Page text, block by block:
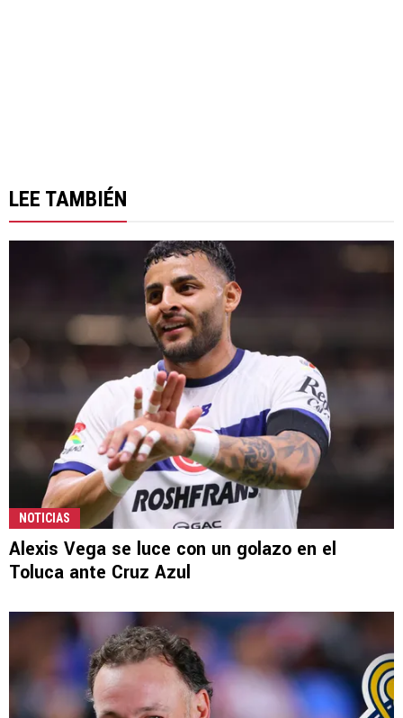
LEE TAMBIÉN
NOTICIAS
Alexis Vega se luce con un golazo en el
Toluca ante Cruz Azul